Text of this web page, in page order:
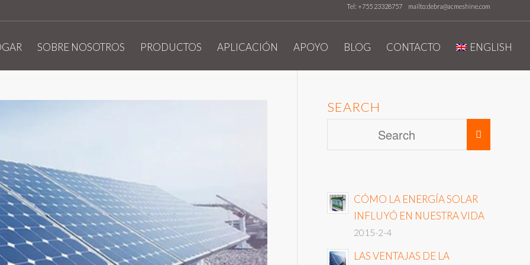
Tel: +755 23328757 mailto:debra@acmeshine.com
SOBRE NOSOTROS PRODUCTOS APLICACIÓN APOYO BLOG CONTACTO ENGLISH
SEARCH
CÓMO LA ENERGÍA SOLAR
INFLUYÓ EN NUESTRA VIDA
2015-2-4
LAS VENTAJAS DE LA